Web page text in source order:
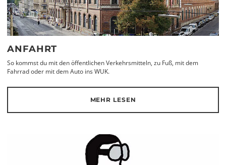
ANFAHRT
So kommst du mit den öffentlichen Verkehrsmitteln, zu Fuß, mit dem
Fahrrad oder mit dem Auto ins WUK.
MEHR LESEN